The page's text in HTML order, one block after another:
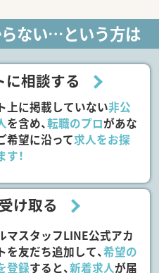
ない…という方は
に相談する
上に掲載していない非公
を含め、転職のプロがあな
希望に沿って求人をお探
す！
け取る
マスタッフLINE公式アカ
を友だち追加して、希望の
登録すると、新着求人が届